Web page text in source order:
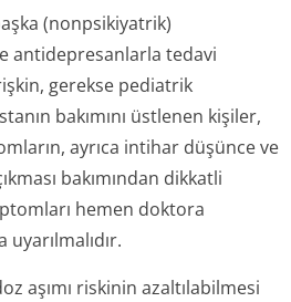
(nonpsikiyatrik)
antidepresanlarla tedavi
gerekse pediatrik
bakımını üstlenen kişiler,
ayrıca intihar düşünce ve
bakımından dikkatli
hemen doktora
aşımı riskinin azaltılabilmesi